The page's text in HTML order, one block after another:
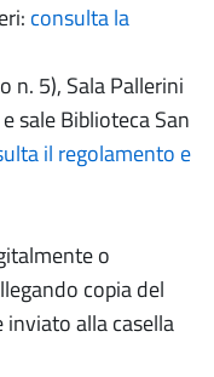
consulta la
n. 5), Sala Pallerini
sale Biblioteca San
il regolamento e
o
copia del
alla casella